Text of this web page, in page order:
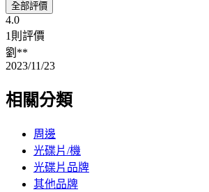
全部評價
4.0
1則評價
劉**
2023/11/23
相關分類
周邊
光碟片/機
光碟片品牌
其他品牌